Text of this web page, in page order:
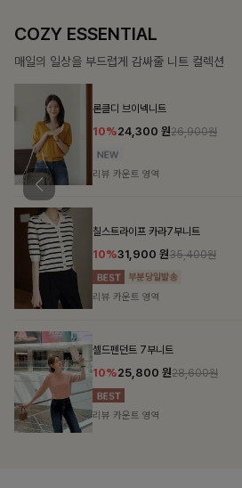
COZY ESSENTIAL
매일의 일상을 부드럽게 감싸줄 니트 컬렉션
론클디 브이넥니트
10%24,300 원26,900원
리뷰 카운트 영역
칠스트라이프 카라7부니트
10%31,900 원35,400원
리뷰 카운트 영역
셀드펜던트 7부니트
10%25,800 원28,600원
리뷰 카운트 영역